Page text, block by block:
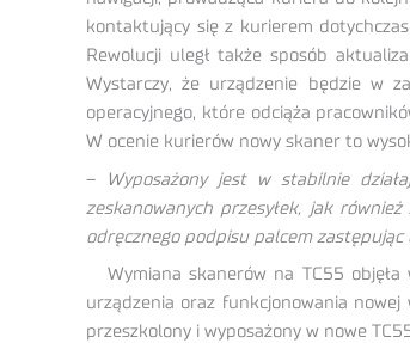
kontaktujący się z kurierem
Rewolucji uległ także sposób
Wystarczy, że urządzenie będzie w
operacyjnego, które odciąża
W ocenie kurierów nowy skaner to
–
Wyposażony jest w stabilnie
zeskanowanych przesyłek, jak
odręcznego podpisu palcem zastępując
Wymiana skanerów na TC55 objęła
urządzenia oraz funkcjonowania nowej
przeszkolony i wyposażony w nowe